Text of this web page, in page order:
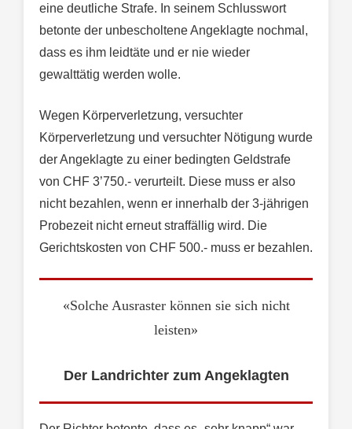
eine deutliche Strafe. In seinem Schlusswort
betonte der unbescholtene Angeklagte nochmal,
dass es ihm leidtäte und er nie wieder
gewalttätig werden wolle.
Wegen Körperverletzung, versuchter
Körperverletzung und versuchter Nötigung wurde
der Angeklagte zu einer bedingten Geldstrafe
von CHF 3’750.- verurteilt. Diese muss er also
nicht bezahlen, wenn er innerhalb der 3-jährigen
Probezeit nicht erneut straffällig wird. Die
Gerichtskosten von CHF 500.- muss er bezahlen.
«Solche Ausraster können sie sich nicht
leisten»
Der Landrichter zum Angeklagten